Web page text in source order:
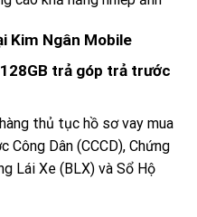
Kim Ngân Mobile
trả góp trả trước
thủ tục hồ sơ vay mua
Công Dân (CCCD), Chứng
Lái Xe (BLX) và Sổ Hộ